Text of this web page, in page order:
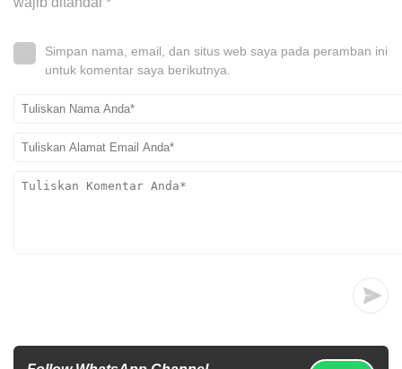
Simpan nama, email, dan situs web saya pada peramban ini
untuk komentar saya berikutnya.